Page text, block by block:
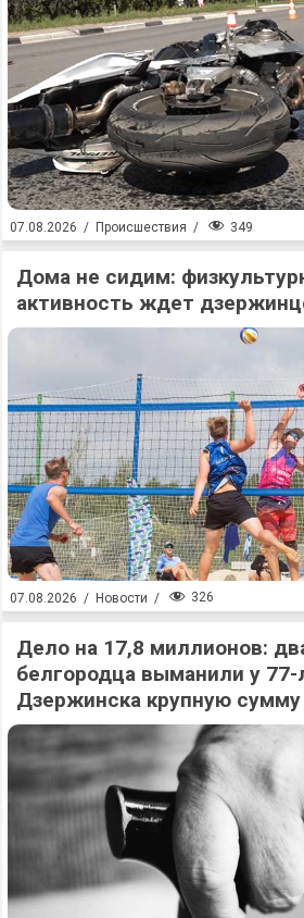
07.08.2026 / Происшествия / 349
Дома не сидим:
активность ждет
07.08.2026 / Новости / 326
Дело на 17,8 миллионов:
белгородца выманили у
Дзержинска крупную сумму